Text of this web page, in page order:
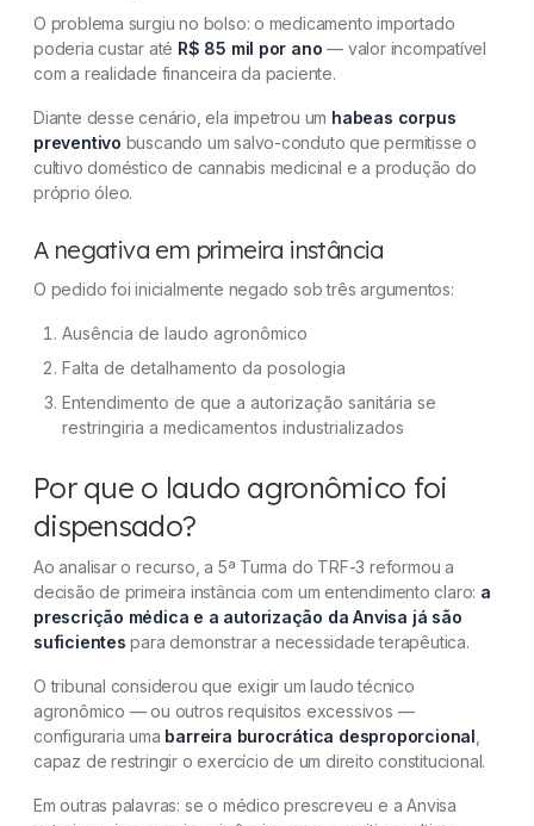
O problema surgiu no bolso: o medicamento importado
poderia custar até R$ 85 mil por ano — valor incompatível
com a realidade financeira da paciente.
Diante desse cenário, ela impetrou um habeas corpus
preventivo buscando um salvo-conduto que permitisse o
cultivo doméstico de cannabis medicinal e a produção do
próprio óleo.
A negativa em primeira instância
O pedido foi inicialmente negado sob três argumentos:
Ausência de laudo agronômico
Falta de detalhamento da posologia
Entendimento de que a autorização sanitária se
restringiria a medicamentos industrializados
Por que o laudo agronômico foi
dispensado?
Ao analisar o recurso, a 5ª Turma do TRF-3 reformou a
decisão de primeira instância com um entendimento claro: a
prescrição médica e a autorização da Anvisa já são
suficientes para demonstrar a necessidade terapêutica.
O tribunal considerou que exigir um laudo técnico
agronômico — ou outros requisitos excessivos —
configuraria uma barreira burocrática desproporcional
capaz de restringir o exercício de um direito constitucional.
Em outras palavras: se o médico prescreveu e a Anvisa